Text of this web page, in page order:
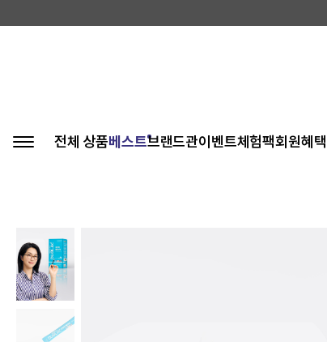
전체 상품베스트브랜드관이벤트체험팩회원혜택